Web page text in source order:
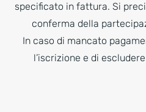
specificato in fattura. Si
conferma della
In caso di mancato
l’iscrizione e di